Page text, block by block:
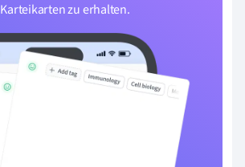
Karteikarten zu erhalten.